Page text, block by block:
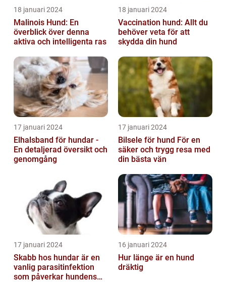
18 januari 2024
Malinois Hund: En
överblick över denna
aktiva och intelligenta ras
18 januari 2024
Vaccination hund: Allt du
behöver veta för att
skydda din hund
17 januari 2024
Elhalsband för hundar -
En detaljerad översikt och
genomgång
17 januari 2024
Bilsele för hund För en
säker och trygg resa med
din bästa vän
17 januari 2024
Skabb hos hundar är en
vanlig parasitinfektion
som påverkar hundens
16 januari 2024
Hur länge är en hund
dräktig